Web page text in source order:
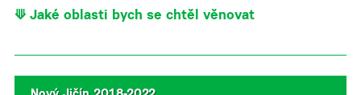
⟱ Jaké oblasti bych se chtěl věnovat